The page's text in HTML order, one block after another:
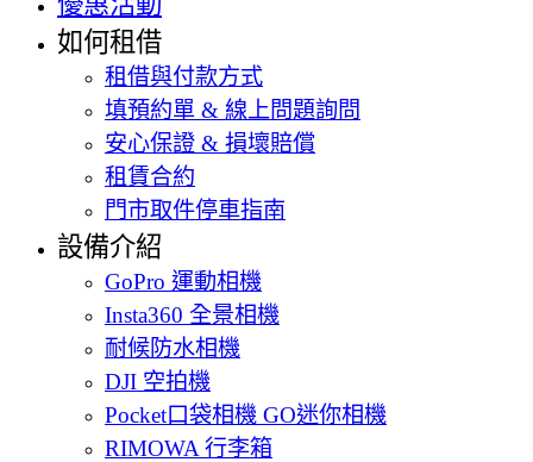
如何租借
租借與付款方式
填預約單 & 線上問題詢問
安心保證 & 損壞賠償
租賃合約
門市取件停車指南
設備介紹
GoPro 運動相機
Insta360 全景相機
耐候防水相機
DJI 空拍機
Pocket口袋相機 GO迷你相機
RIMOWA 行李箱